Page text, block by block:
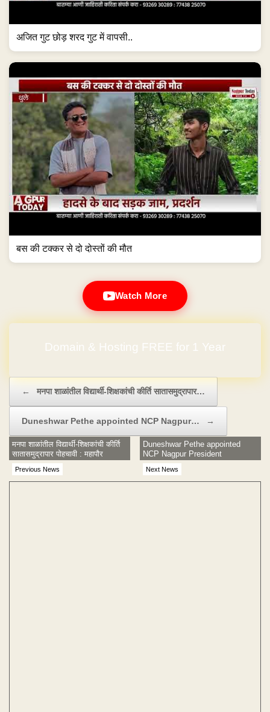
अजित गुट छोड़ शरद गुट में वापसी..
बस की टक्कर से दो दोस्तों की मौत
Watch More
Domain & Hosting FREE for 1 Year
← मनपा शाळांतील विद्यार्थी-शिक्षकांची कीर्ति सातासमुद्रापार…
Duneshwar Pethe appointed NCP Nagpur… →
Previous News
मनपा शाळांतील विद्यार्थी-शिक्षकांची कीर्ति
सातासमुद्रापार पोहचावी : महापौर
Next News
Duneshwar Pethe appointed
NCP Nagpur President